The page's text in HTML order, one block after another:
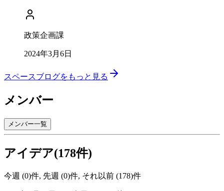
政策企画課
2024年3月6日
スペースブログをもっと見る
メンバー
メンバー一覧
アイデア(178件)
今週 (0)件, 先週 (0)件, それ以前 (178)件